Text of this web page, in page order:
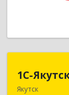
1С-
Якутск677005,